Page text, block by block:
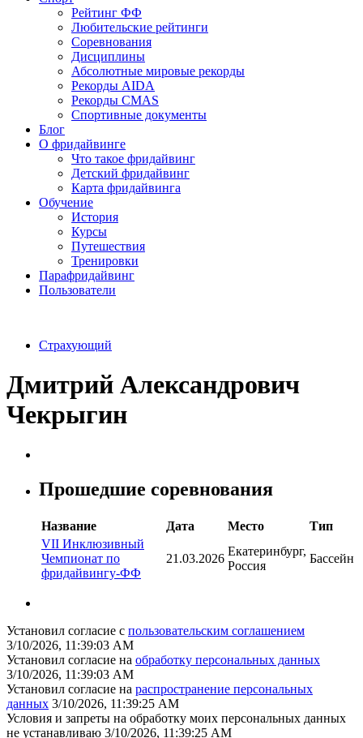
Рейтинг ФФ
Любительские рейтинги
Соревнования
Дисциплины
Абсолютные мировые рекорды
Рекорды AIDA
Рекорды CMAS
Спортивные документы
Блог
О фридайвинге
Что такое фридайвинг
Детский фридайвинг
Карта фридайвинга
Обучение
История
Курсы
Путешествия
Тренировки
Парафридайвинг
Пользователи
Страхующий
Дмитрий Александрович
Чекрыгин
Прошедшие соревнования
Название Дата Место
Тип
VII Инклюзивный
Чемпионат по
фридайвингу-ФФ
21.03.2026
Екатеринбург,
Россия
Бассейн
Установил согласие с пользовательским соглашением
3/10/2026, 11:39:03 AM
Установил согласие на обработку персональных данных
3/10/2026, 11:39:03 AM
Установил согласие на распространение персональных
данных 3/10/2026, 11:39:25 AM
Условия и запреты на обработку моих персональных данных
не устанавливаю 3/10/2026, 11:39:25 AM